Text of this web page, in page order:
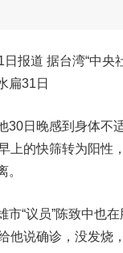
日报道 据台湾“中央
扁31日
日晚感到身体不
上的快筛转为阳性
。
“议员”陈致中也在
他说确诊，没发烧